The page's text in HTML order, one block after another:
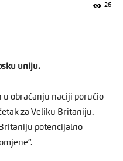
26
uniju.
obraćanju naciji poručio
za Veliku Britaniju.
potencijalno